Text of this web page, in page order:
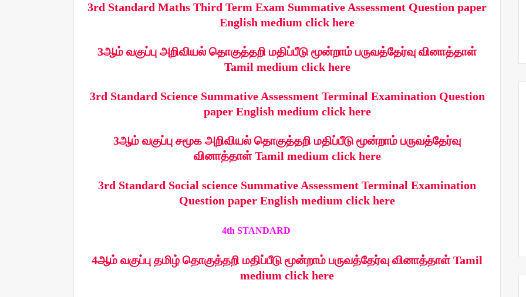
3rd Standard Maths Third Term Exam Summative Assessment Question paper
English medium click here
3ஆம் வகுப்பு அறிவியல் தொகுத்தறி மதிப்பீடு மூன்றாம் பருவத்தேர்வு வினாத்தாள்
Tamil medium click here
3rd Standard Science Summative Assessment Terminal Examination Question
paper English medium click here
3ஆம் வகுப்பு சமூக அறிவியல் தொகுத்தறி மதிப்பீடு மூன்றாம் பருவத்தேர்வு
வினாத்தாள் Tamil medium click here
3rd Standard Social science Summative Assessment Terminal Examination
Question paper English medium click here
4th STANDARD
4ஆம் வகுப்பு தமிழ் தொகுத்தறி மதிப்பீடு மூன்றாம் பருவத்தேர்வு வினாத்தாள் Tamil
medium click here